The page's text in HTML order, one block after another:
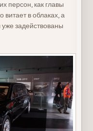
персон, как главы
витает в облаках, а
задействованы